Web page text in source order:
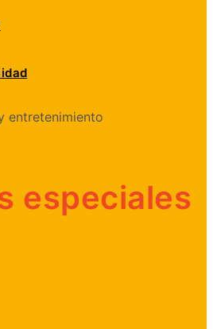
entretenimiento
especiales